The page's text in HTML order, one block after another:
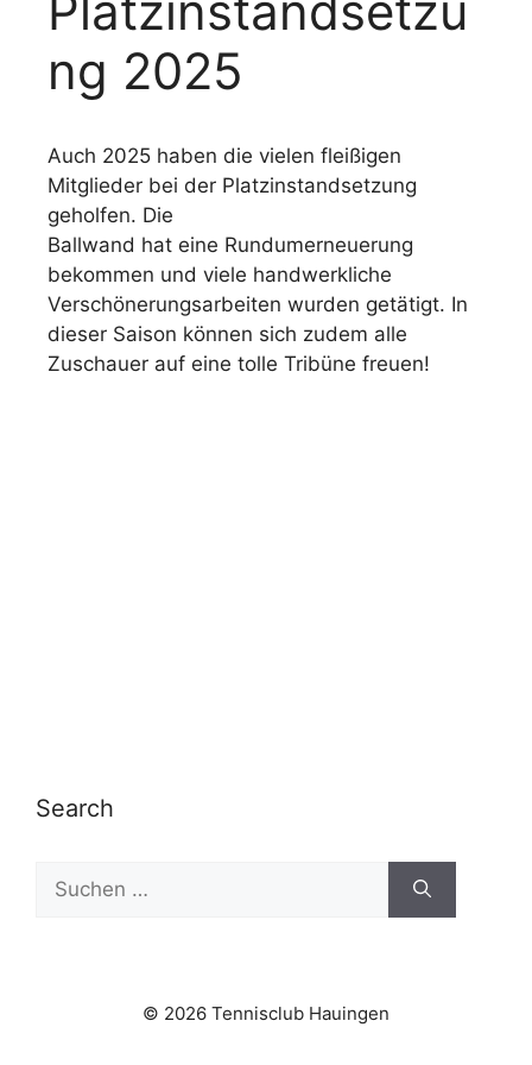
ng 2025
Auch 2025 haben die vielen fleißigen
Mitglieder bei der Platzinstandsetzung
geholfen. Die
Ballwand hat eine Rundumerneuerung
bekommen und viele handwerkliche
Verschönerungsarbeiten wurden getätigt. In
dieser Saison können sich zudem alle
Zuschauer auf eine tolle Tribüne freuen!
Search
nach:
© 2026 Tennisclub Hauingen